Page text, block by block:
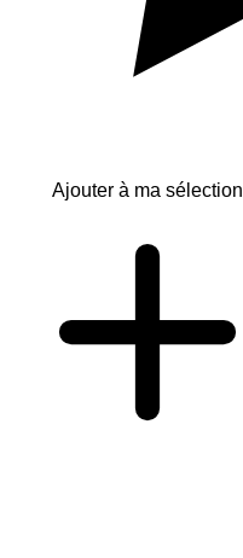
Ajouter à ma sélection